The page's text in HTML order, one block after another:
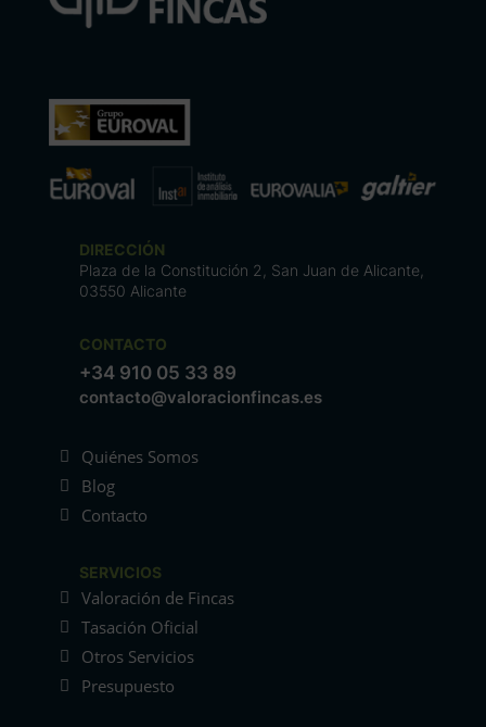
DIRECCIÓN
Plaza de la Constitución 2, San Juan de Alicante,
03550 Alicante
CONTACTO
+34 910 05 33 89
contacto@valoracionfincas.es
Quiénes Somos
Blog
Contacto
SERVICIOS
Valoración de Fincas
Tasación Oficial
Otros Servicios
Presupuesto